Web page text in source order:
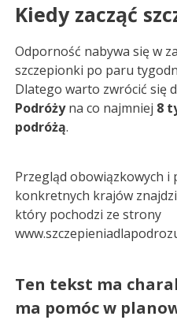
Kiedy zacząć
Odporność nabywa się w
szczepionki po paru
Dlatego warto zwrócić się
Podróżyna co najmniej 8
podróżą.
Przegląd obowiązkowych i
konkretnych krajów
który pochodzi ze strony
Ten tekst ma
ma pomóc w